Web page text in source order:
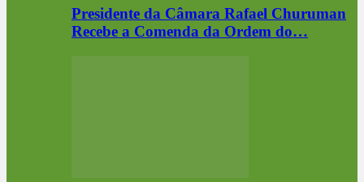
Presidente da Câmara Rafael Churuman
Recebe a Comenda da Ordem do…